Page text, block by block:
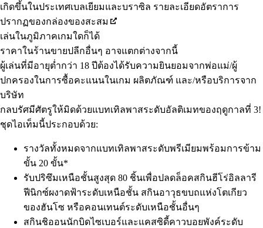
เกิดขึ้นในประเทศเบลเยียมและบราซิล รายละเอียดอัตราการ
ปรากฏของกล่องของสะสม
เล่นในภูมิภาคเกมใดก็ได้
ราคาในร้านขายปลีกอื่นๆ อาจแตกต่างจากนี้
ผู้เล่นที่มีอายุต่ำกว่า 18 ปีต้องได้รับความยินยอมจากพ่อแม่/ผู้
ปกครองในการซื้อคะแนนในเกม ผลิตภัณฑ์ และ/หรือบริการจาก
บริษัท
กลบรัศมีศัตรูให้มิดด้วยแบทเทิลพาสระดับอัลติเมทของฤดูกาลที่ 3!
ชุดไอเท็มนี้ประกอบด้วย:
รางวัลทั้งหมดจากแบทเทิลพาสระดับพรีเมียมพร้อมการข้าม
ขั้น 20 ขั้น*
รับปริซึมเหนือชั้นสูงสุด 80 ชิ้นเพื่อปลดล็อคสกินฮีโร่อิลลารี
ฟีนิกซ์ผงาดฟ้าระดับเหนือชั้น สกินอาวุธขบถแห่งโตเกียว
ของฮันโซ หรือคอนเทนต์ระดับเหนือชั้นอื่นๆ
สกินชิออนนักบิดไซเบอร์และแคสซิดี้คาวบอยพังค์ระดับ